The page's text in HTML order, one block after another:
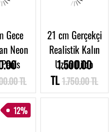
Gece
Neon
TL
21 cm Gerçekçi
Realistik Kalın
Uzun Dildo
1.500.00
TL1.750.00 TL
12%